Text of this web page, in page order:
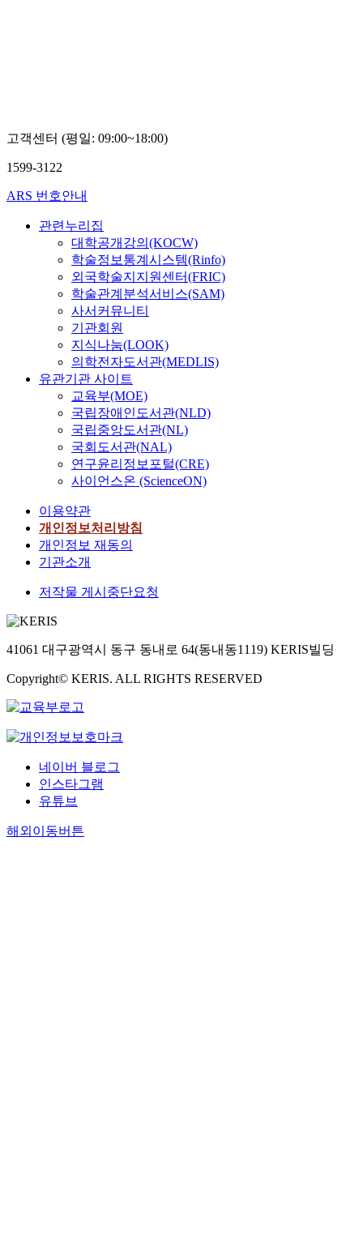
고객센터 (평일: 09:00~18:00)
1599-3122
ARS 번호안내
관련누리집
대학공개강의(KOCW)
학술정보통계시스템(Rinfo)
외국학술지지원센터(FRIC)
학술관계분석서비스(SAM)
사서커뮤니티
기관회원
지식나눔(LOOK)
의학전자도서관(MEDLIS)
유관기관 사이트
교육부(MOE)
국립장애인도서관(NLD)
국립중앙도서관(NL)
국회도서관(NAL)
연구윤리정보포털(CRE)
사이언스온 (ScienceON)
이용약관
개인정보처리방침
개인정보 재동의
기관소개
저작물 게시중단요청
41061 대구광역시 동구 동내로 64(동내동1119) KERIS빌딩
Copyright© KERIS. ALL RIGHTS RESERVED
네이버 블로그
인스타그램
유튜브
해외이동버튼